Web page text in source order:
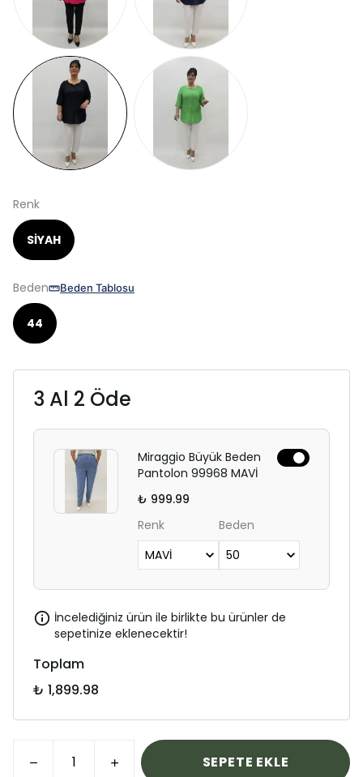
Renk
SİYAH
Beden Beden Tablosu
44
3 Al 2 Öde
Miraggio Büyük Beden
Pantolon 99968 MAVİ
₺ 999.99
Renk
Beden
İncelediğiniz ürün ile birlikte bu ürünler de
sepetinize eklenecektir!
Toplam
₺ 1,899.98
SEPETE EKLE